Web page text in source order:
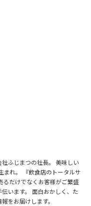
ふじまつの社長。 美味しい
まれ。 『飲食店のトータルサ
るだけでなくお客様がご繁盛
います。 面白おかしく、た
をお届けします。